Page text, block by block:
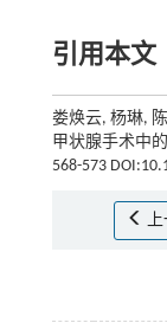
引用本文
娄焕云, 杨琳,
甲状腺手术中
568-573
上